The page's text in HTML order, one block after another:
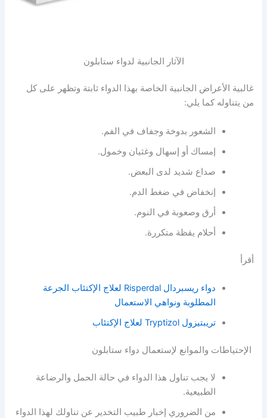
الآثار الجانبية لدواء ستابلون
غالبية الأعراض الجانبية الخاصة بهذا الدواء ثابتة وتظهر على كل
من يتناوله كما يلي:
الشعور بدوخة وجفاف في الفم.
إمساك أو إسهال وغثيان وخمول.
صداع شديد لدى البعض.
إنخفاض في ضغط الدم.
أرق وصعوبة في النوم.
أحلام يقظة متكررة.
أقرأ
دواء ريسبردال Risperdal لعلاج الإكتئاب الجرعة
المطلوبة ونواهي الاستعمال
تريبتيزول Tryptizol لعلاج الإكتئاب
الإحتياطات والموانع لإستعمال دواء ستابلون
لا يجب تناول هذا الدواء في حالة الحمل والرضاعة
الطبيعية.
من الضروري إخبار طبيب التخدير عن تناولك لهذا الدواء